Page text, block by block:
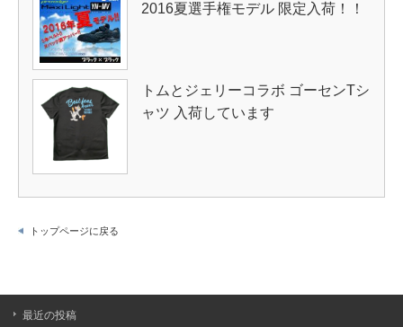
2016夏選手権モデル 限定入荷！！
トムとジェリーコラボ ゴーセンTシ
ャツ 入荷しています
トップページに戻る
最近の投稿